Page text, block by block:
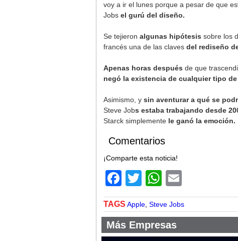
voy a ir el lunes porque a pesar de que
Jobs el gurú del diseño.
Se tejieron algunas hipótesis sobre los
francés una de las claves del rediseño
Apenas horas después de que
negó la existencia de cualquier tipo
Asimismo, y sin aventurar a qué se
Steve Jobs estaba trabajando desde
Starck simplemente le ganó la emoción.
Comentarios
¡Comparte esta noticia!
Facebook
TwitterWhatsApp
TAGS Apple Steve Jobs
Más Empresas